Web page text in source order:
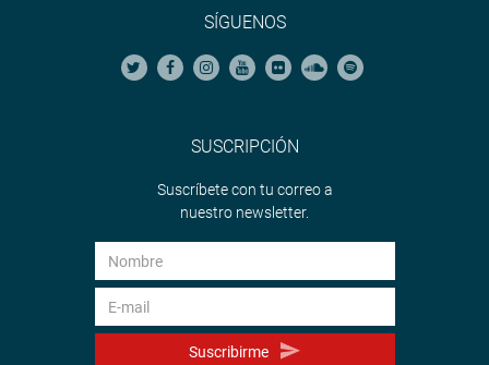
SÍGUENOS
SUSCRIPCIÓN
Suscríbete con tu correo a
nuestro newsletter.
Suscribirme